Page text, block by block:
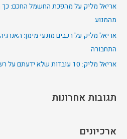
o
r
:
אריאל מליק על מהפכת החשמל החכם: כך
מהמנוע
אריאל מליק על רכבים מונעי מימן:
התחבורה
אריאל מליק: 10 עובדות שלא ידעתם על רשת החשמל בישראל
תגובות אחרונות
ארכיונים